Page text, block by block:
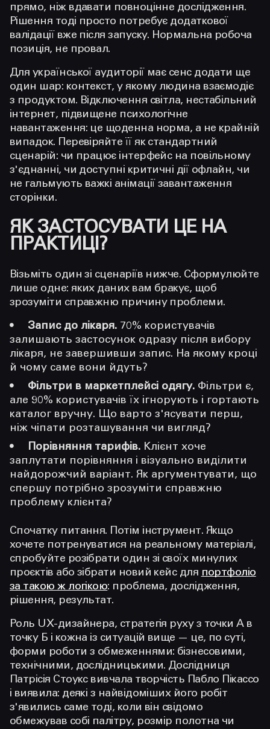
прямо, ніж вдавати повноцінне дослідження.
Рішення тоді просто потребує додаткової
валідації вже після запуску. Нормальна робоча
позиція, не провал.
Для української аудиторії має сенс додати ще
один шар: контекст, у якому людина взаємодіє
з продуктом. Відключення світла, нестабільний
інтернет, підвищене психологічне
навантаження: це щоденна норма, а не крайній
випадок. Перевіряйте її як стандартний
сценарій: чи працює інтерфейс на повільному
з'єднанні, чи доступні критичні дії офлайн, чи
не гальмують важкі анімації завантаження
сторінки.
ЯК ЗАСТОСУВАТИ ЦЕ НА
ПРАКТИЦІ?
Візьміть один зі сценаріїв нижче. Сформулюйте
лише одне: яких даних вам бракує, щоб
зрозуміти справжню причину проблеми.
Запис до лікаря. 70% користувачів
залишають застосунок одразу після вибору
лікаря, не завершивши запис. На якому кроці
й чому саме вони йдуть?
Фільтри в маркетплейсі одягу. Фільтри є,
але 90% користувачів їх ігнорують і гортають
каталог вручну. Що варто з'ясувати перш,
ніж чіпати розташування чи вигляд?
Порівняння тарифів. Клієнт хоче
заплутати порівняння і візуально виділити
найдорожчий варіант. Як аргументувати, що
спершу потрібно зрозуміти справжню
проблему клієнта?
Спочатку питання. Потім інструмент. Якщо
хочете потренуватися на реальному матеріалі,
спробуйте розібрати один зі своїх минулих
проєктів або зібрати новий кейс для портфоліо
за такою ж логікою: проблема, дослідження,
рішення, результат.
Роль UX-дизайнера, стратегія руху з точки А в
точку Б і кожна із ситуацій вище — це, по суті,
форми роботи з обмеженнями: бізнесовими,
технічними, дослідницькими. Дослідниця
Патрісія Стоукс вивчала творчість Пабло Пікассо
і виявила: деякі з найвідоміших його робіт
з'явились саме тоді, коли він свідомо
обмежував собі палітру, розмір полотна чи